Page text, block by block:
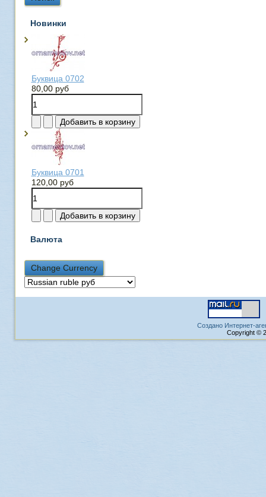
Новинки
Буквица 0702
80,00 руб
Буквица 0701
120,00 руб
Валюта
Создано Интернет-
Copyright ©